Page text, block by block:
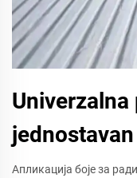
Univerzalna
Апликација боје за